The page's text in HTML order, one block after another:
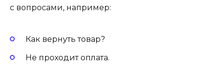
с вопросами, например:
Как вернуть товар?
Не проходит оплата.